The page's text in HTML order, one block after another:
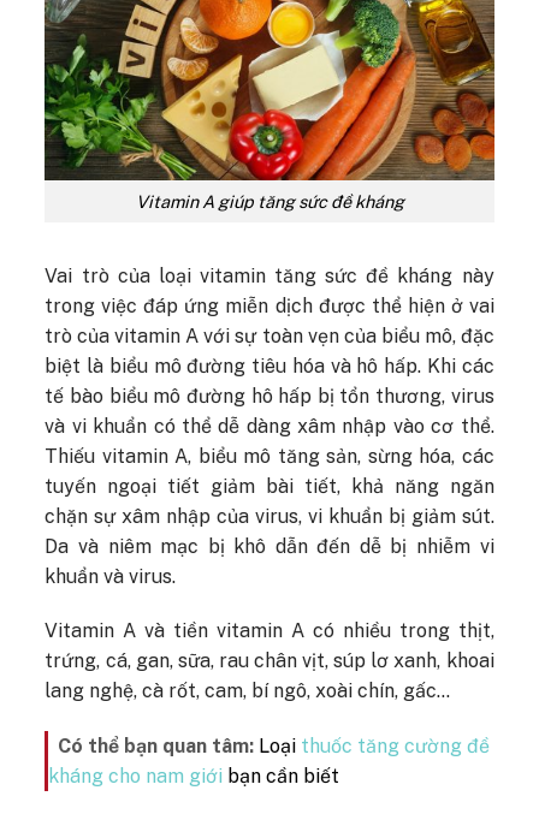
Vitamin A giúp tăng sức đề kháng
Vai trò của loại vitamin tăng sức đề kháng này
trong việc đáp ứng miễn dịch được thể hiện ở vai
trò của vitamin A với sự toàn vẹn của biểu mô, đặc
biệt là biểu mô đường tiêu hóa và hô hấp. Khi các
tế bào biểu mô đường hô hấp bị tổn thương, virus
và vi khuẩn có thể dễ dàng xâm nhập vào cơ thể.
Thiếu vitamin A, biểu mô tăng sản, sừng hóa, các
tuyến ngoại tiết giảm bài tiết, khả năng ngăn
chặn sự xâm nhập của virus, vi khuẩn bị giảm sút.
Da và niêm mạc bị khô dẫn đến dễ bị nhiễm vi
khuẩn và virus.
Vitamin A và tiền vitamin A có nhiều trong thịt,
trứng, cá, gan, sữa, rau chân vịt, súp lơ xanh, khoai
lang nghệ, cà rốt, cam, bí ngô, xoài chín, gấc…
Có thể bạn quan tâm: Loại thuốc tăng cường đề
kháng cho nam giới bạn cần biết